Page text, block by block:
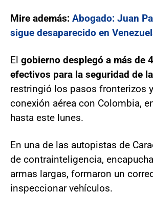
Mire además: Abogado: Juan
sigue desaparecido en
El gobierno desplegó a más de
efectivos para la seguridad de
restringió los pasos fronterizos
conexión aérea con Colombia,
hasta este lunes.
En una de las autopistas de
de contrainteligencia,
armas largas, formaron un
inspeccionar vehículos.